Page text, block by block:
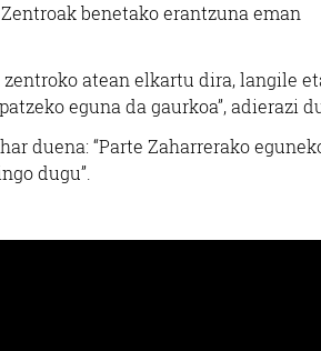
benetako erantzuna eman
zentroko atean elkartu dira, langile
eguna da gaurkoa”, adierazi
duena: “Parte Zaharrerako
dugu”.